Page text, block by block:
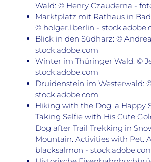
Wald: © Henry Czauderna -
Marktplatz mit Rathaus in
© holger.l.berlin -
Blick in den Südharz: ©
stock.adobe.com
Winter im Thüringer Wald: ©
stock.adobe.com
Druidenstein im Westerwald:
stock.adobe.com
Hiking with the Dog, a Happy
Taking Selfie with His Cute
Dog after Trail Trekking in
Mountain. Activities with Pet.
blacksalmon -